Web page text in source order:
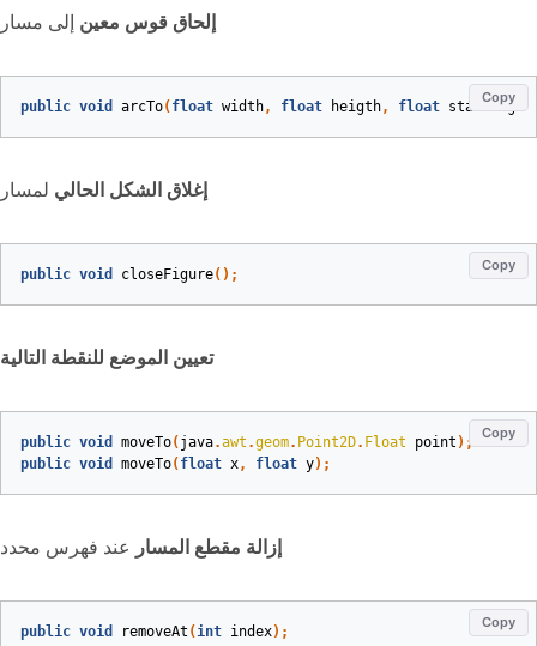
إلحاق قوس معين إلى مسار
Copy
public void arcTo( float width, float heigth, float startAngle
إغلاق الشكل الحالي لمسار
Copy
public void closeFigure() ;
تعيين الموضع للنقطة التالية
Copy
public void moveTo( java.awt .geom. Point2D. Float point ) ;
public void moveTo( float x, float y) ;
إزالة مقطع المسار عند فهرس محدد
Copy
public void removeAt (int index) ;